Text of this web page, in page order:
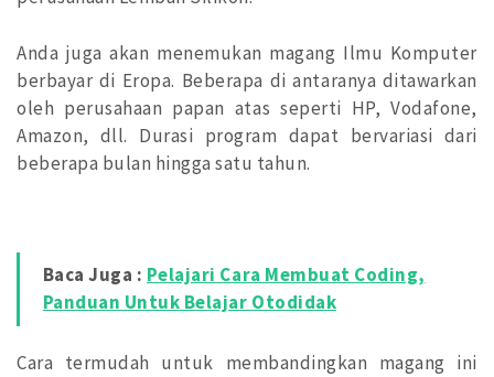
Anda juga akan menemukan magang Ilmu Komputer
berbayar di Eropa. Beberapa di antaranya ditawarkan
oleh perusahaan papan atas seperti HP, Vodafone,
Amazon, dll. Durasi program dapat bervariasi dari
beberapa bulan hingga satu tahun.
Baca Juga : Pelajari Cara Membuat Coding,
Panduan Untuk Belajar Otodidak
Cara termudah untuk membandingkan magang ini